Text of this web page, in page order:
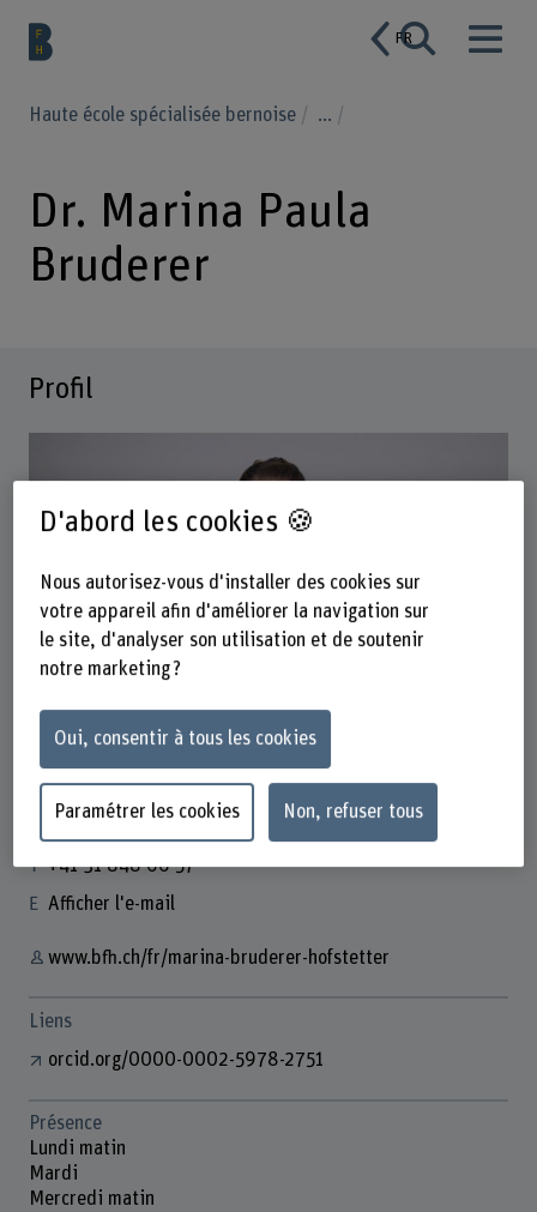
FR
Haute école spécialisée bernoise ...
Dr. Marina Paula
Bruderer
Profil
+41 31 848 66 57
Afficher l'e-mail
www.bfh.ch/fr/marina-bruderer-hofstetter
Liens
orcid.org/0000-0002-5978-2751
Présence
Lundi matin
Mardi
Mercredi matin
D'abord les cookies 🍪
Nous autorisez-vous d'installer des cookies sur
votre appareil afin d'améliorer la navigation sur
le site, d'analyser son utilisation et de soutenir
notre marketing ?
Oui, consentir à tous les cookies
Paramétrer les cookies Non, refuser tous